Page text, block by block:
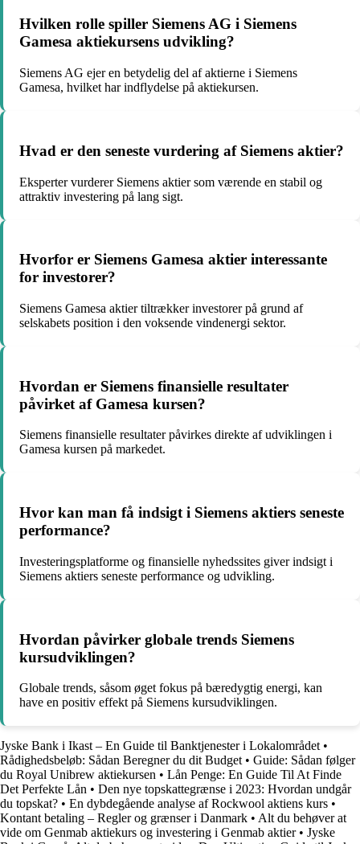
Hvilken rolle spiller Siemens AG i Siemens
Gamesa aktiekursens udvikling?
Siemens AG ejer en betydelig del af aktierne i Siemens
Gamesa, hvilket har indflydelse på aktiekursen.
Hvad er den seneste vurdering af Siemens aktier?
Eksperter vurderer Siemens aktier som værende en stabil og
attraktiv investering på lang sigt.
Hvorfor er Siemens Gamesa aktier interessante
for investorer?
Siemens Gamesa aktier tiltrækker investorer på grund af
selskabets position i den voksende vindenergi sektor.
Hvordan er Siemens finansielle resultater
påvirket af Gamesa kursen?
Siemens finansielle resultater påvirkes direkte af udviklingen i
Gamesa kursen på markedet.
Hvor kan man få indsigt i Siemens aktiers seneste
performance?
Investeringsplatforme og finansielle nyhedssites giver indsigt i
Siemens aktiers seneste performance og udvikling.
Hvordan påvirker globale trends Siemens
kursudviklingen?
Globale trends, såsom øget fokus på bæredygtig energi, kan
have en positiv effekt på Siemens kursudviklingen.
Jyske Bank i Ikast – En Guide til Banktjenester i Lokalområdet •
Rådighedsbeløb: Sådan Beregner du dit Budget • Guide: Sådan følger
du Royal Unibrew aktiekursen • Lån Penge: En Guide Til At Finde
Det Perfekte Lån • Den nye topskattegrænse i 2023: Hvordan undgår
du topskat? • En dybdegående analyse af Rockwool aktiens kurs •
Kontant betaling – Regler og grænser i Danmark • Alt du behøver at
vide om Genmab aktiekurs og investering i Genmab aktier• Jyske